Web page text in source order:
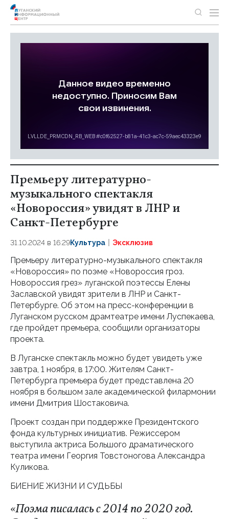
Премьеру литературно-
музыкального спектакля
«Новороссия» увидят в ЛНР и
Санкт-Петербурге
31.10.2024 в 16:29Культура Эксклюзив
Премьеру литературно-музыкального спектакля
«Новороссия» по поэме «Новороссия гроз.
Новороссия грез» луганской поэтессы Елены
Заславской увидят зрители в ЛНР и Санкт-
Петербурге. Об этом на пресс-конференции в
Луганском русском драмтеатре имени Луспекаева,
где пройдет премьера, сообщили организаторы
проекта.
В Луганске спектакль можно будет увидеть уже
завтра, 1 ноября, в 17:00. Жителям Санкт-
Петербурга премьера будет представлена 20
ноября в большом зале академической филармонии
имени Дмитрия Шостаковича.
Проект создан при поддержке Президентского
фонда культурных инициатив. Режиссером
выступила актриса Большого драматического
театра имени Георгия Товстоногова Александра
Куликова.
БИЕНИЕ ЖИЗНИ И СУДЬБЫ
«Поэма писалась с 2014 по 2020 год.